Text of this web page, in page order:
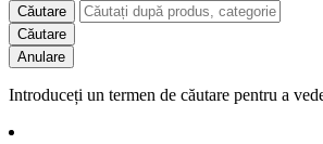
Căutare
Căutare
Anulare
Introduceți un termen de căutare pentru a